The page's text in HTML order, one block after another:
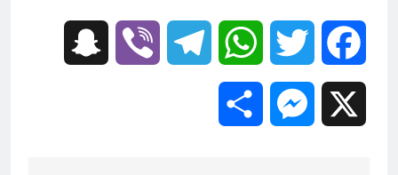
Facebook
Twitter
WhatsApp
Telegram
Viber
Messenger